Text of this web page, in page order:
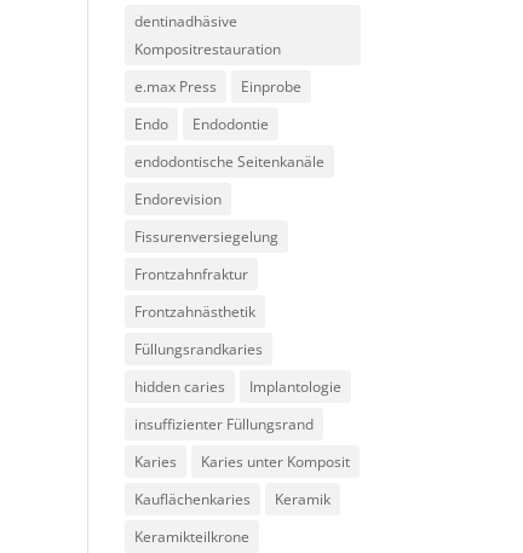
dentinadhäsive
Kompositrestauration
e.max Press
Einprobe
Endo
Endodontie
endodontische Seitenkanäle
Endorevision
Fissurenversiegelung
Frontzahnfraktur
Frontzahnästhetik
Füllungsrandkaries
hidden caries
Implantologie
insuffizienter Füllungsrand
Karies
Karies unter Komposit
Kauflächenkaries
Keramik
Keramikteilkrone